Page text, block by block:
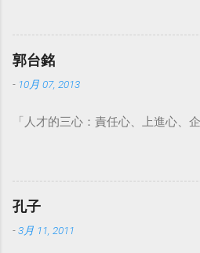
點看事情，就不會覺得活著是一件
華名言 - Chinese Quotes
郭台銘
- 10月 07, 2013
「人才的三心：責任心、上進心、
孔子
-3月 11, 2011